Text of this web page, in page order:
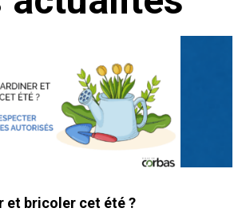
et bricoler cet été ?